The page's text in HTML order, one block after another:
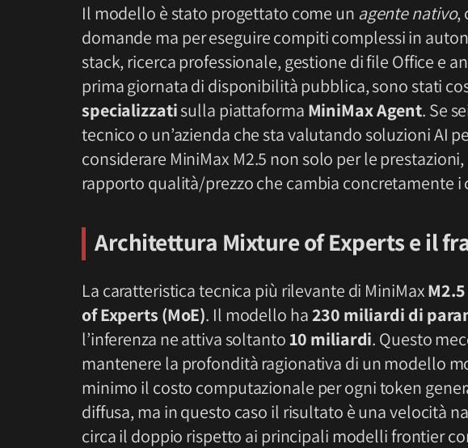
Il modello è stato progettato come un agente nativo,
domande ma per eseguire compiti complessi in
stack, ricerca professionale, gestione di file Office e
prima giornata di disponibilità pubblica, sono stati
specializzatisulla piattaforma MiniMax Agent. Se
tecnico o un’azienda che sta valutando soluzioni AI
considerare MiniMax M2.5 non solo per le
rapporto qualità/prezzo che cambia concretamente i
Architettura Mixture of Experts e il
La caratteristica tecnica più rilevante di MiniMaxM2.5
of Experts (MoE). Il modello ha230 miliardi di
l’inferenza ne attiva soltanto10 miliardi. Questo
mantenere la profondità ragionativa di un modello
minimo il costo computazionale per ogni token
diffusa, ma in questo caso il risultato è una velocità
circa il doppio rispetto ai principali modelli frontier